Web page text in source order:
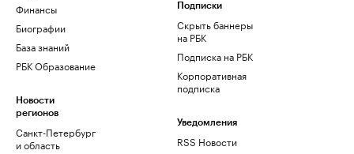
Финансы
Биографии
База знаний
РБК Образование
Новости
регионов
Санкт-Петербург
и область
Подписки
Скрыть баннеры
на РБК
Подписка на РБК
Корпоративная
подписка
Уведомления
RSS Новости